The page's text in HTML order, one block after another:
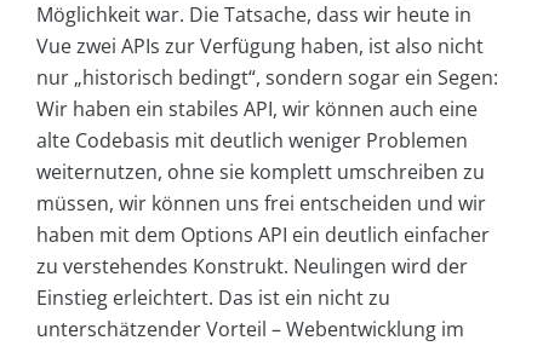
Möglichkeit war. Die Tatsache, dass wir heute in
Vue zwei APIs zur Verfügung haben, ist also nicht
nur „historisch bedingt“, sondern sogar ein Segen:
Wir haben ein stabiles API, wir können auch eine
alte Codebasis mit deutlich weniger Problemen
weiternutzen, ohne sie komplett umschreiben zu
müssen, wir können uns frei entscheiden und wir
haben mit dem Options API ein deutlich einfacher
zu verstehendes Konstrukt. Neulingen wird der
Einstieg erleichtert. Das ist ein nicht zu
unterschätzender Vorteil – Webentwicklung im